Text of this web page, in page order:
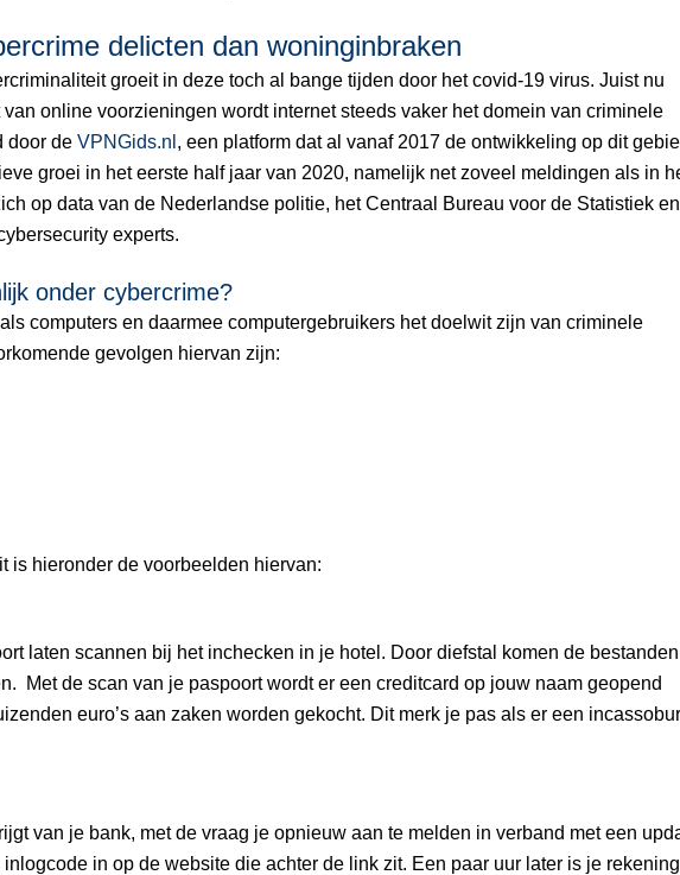
delicten dan woninginbraken
groeit in deze toch al bange tijden door het covid-19 virus. Juist nu
online voorzieningen wordt internet steeds vaker het domein van criminele
door de VPNGids.nl , een platform dat al vanaf 2017 de ontwikkeling op dit
groei in het eerste half jaar van 2020, namelijk net zoveel meldingen als in
op data van de Nederlandse politie, het Centraal Bureau voor de Statistiek en
experts.
onder cybercrime?
computers en daarmee computergebruikers het doelwit zijn van criminele
gevolgen hiervan zijn:
is hieronder de voorbeelden hiervan:
laten scannen bij het inchecken in je hotel. Door diefstal komen de
Met de scan van je paspoort wordt er een creditcard op jouw naam geopend
euro’s aan zaken worden gekocht. Dit merk je pas als er een
van je bank, met de vraag je opnieuw aan te melden in verband met een
in op de website die achter de link zit. Een paar uur later is je rekening